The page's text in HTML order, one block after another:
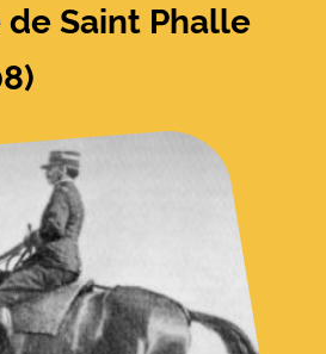
Saint Phalle